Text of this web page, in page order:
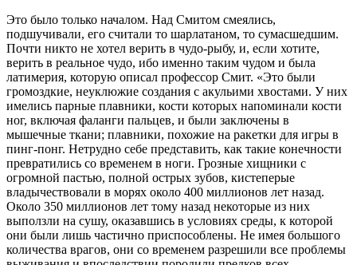
Это было только началом. Над Смитом смеялись,
подшучивали, его считали то шарлатаном, то сумасшедшим.
Почти никто не хотел верить в чудо-рыбу, и, если хотите,
верить в реальное чудо, ибо именно таким чудом и была
латимерия, которую описал профессор Смит. «Это были
громоздкие, неуклюжие создания с акульими хвостами. У них
имелись парные плавники, кости которых напоминали кости
ног, включая фаланги пальцев, и были заключены в
мышечные ткани; плавники, похожие на ракетки для игры в
пинг-понг. Нетрудно себе представить, как такие конечности
превратились со временем в ноги. Грозные хищники с
огромной пастью, полной острых зубов, кистеперые
владычествовали в морях около 400 миллионов лет назад.
Около 350 миллионов лет тому назад некоторые из них
выползли на сушу, оказавшись в условиях среды, к которой
они были лишь частично приспособлены. Не имея большого
количества врагов, они со временем разрешили все проблемы